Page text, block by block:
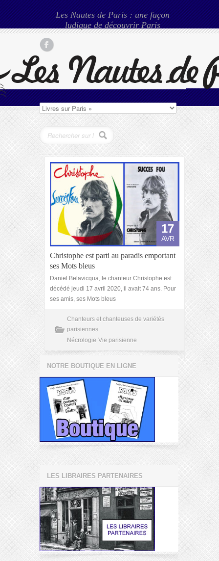
Les Nautes de Paris : une façon
ludique de découvrir Paris
17
AVR
Christophe est parti au paradis emportant
ses Mots bleus
Daniel Belavicqua, le chanteur Christophe est
décédé jeudi 17 avril 2020, il avait 74 ans. Pour
ses amis, ses Mots bleus
Chanteurs et chanteuses de variétés
parisiennes
Nécrologie Vie parisienne
NOTRE BOUTIQUE EN LIGNE
LES LIBRAIRES PARTENAIRES